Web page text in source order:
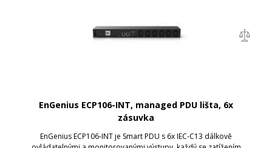
EnGenius ECP106-INT, managed PDU lišta, 6x
zásuvka
EnGenius ECP106-INT je Smart PDU s 6x IEC-C13 dálkově